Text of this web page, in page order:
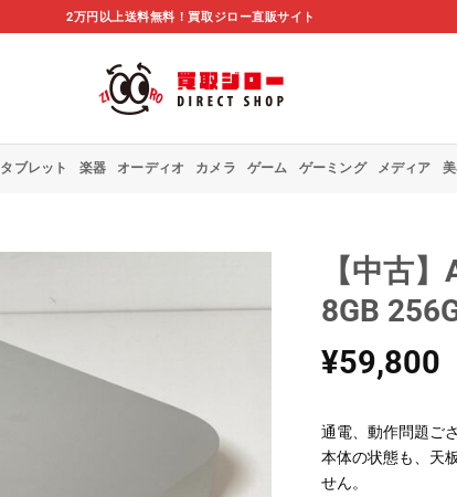
2万円以上送料無料！買取ジロー直販サイト
タブレット 楽器 オーディオ カメラ ゲーム ゲーミング メディア
【中古
8GB
¥59,800
通電、動作問題ご
本体の状態も、天
せん。